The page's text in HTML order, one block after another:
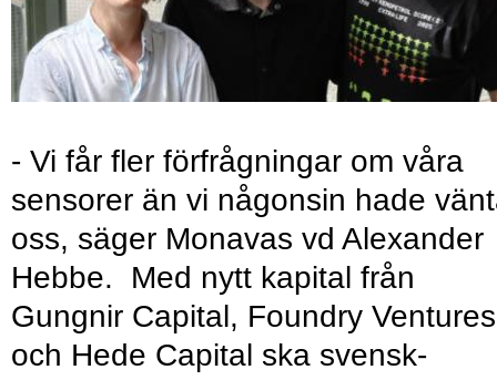
- Vi får fler förfrågningar om våra
sensorer än vi någonsin hade
oss, säger Monavas vd Alexander
Hebbe. Med nytt kapital från
Gungnir Capital, Foundry Ventures
och Hede Capital ska svensk-